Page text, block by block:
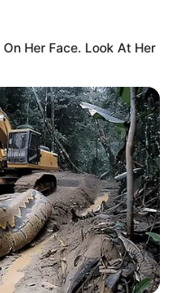
Her Face. Look At Her